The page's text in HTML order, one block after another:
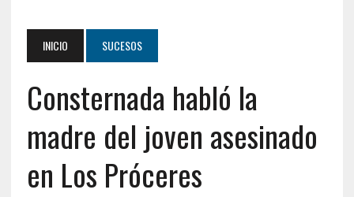
INICIO SUCESOS
Consternada habló la
madre del joven asesinado
en Los Próceres